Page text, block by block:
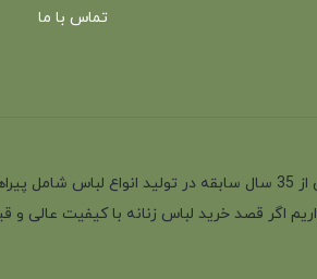
تماس با ما
فروشگاه سیاکُر فروش لباس زنانه با بیش از 35 سال
اگر قصد خرید لباس زنانه با کیفیت عالی